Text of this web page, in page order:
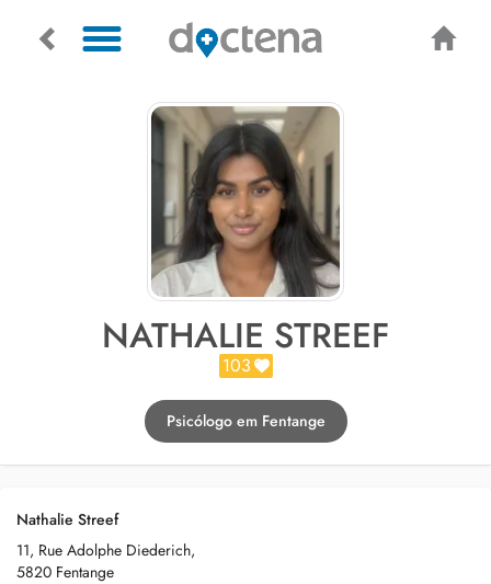
NATHALIE STREEF
103
Psicólogo em Fentange
Nathalie Streef
11, Rue Adolphe Diederich,
5820 Fentange